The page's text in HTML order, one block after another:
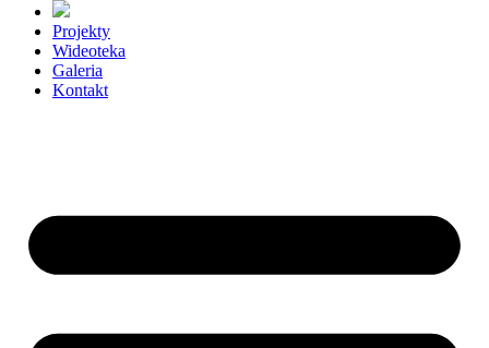
Projekty
Wideoteka
Galeria
Kontakt